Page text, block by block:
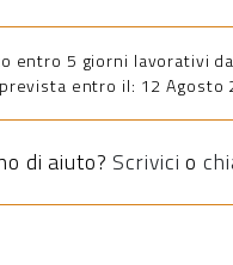
entro 5 giorni lavorativi
entro il: 12 Agosto
di aiuto? Scrivici o